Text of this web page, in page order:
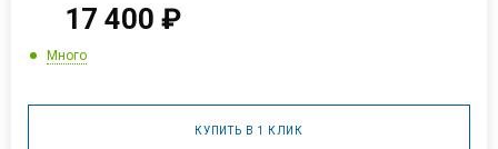
17 400 ₽
Много
КУПИТЬ В 1 КЛИК